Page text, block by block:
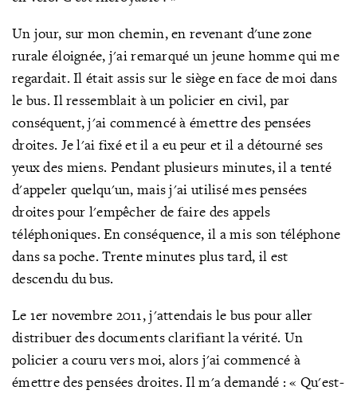
Un jour, sur mon chemin, en revenant d'une zone
rurale éloignée, j'ai remarqué un jeune homme qui me
regardait. Il était assis sur le siège en face de moi dans
le bus. Il ressemblait à un policier en civil, par
conséquent, j'ai commencé à émettre des pensées
droites. Je l'ai fixé et il a eu peur et il a détourné ses
yeux des miens. Pendant plusieurs minutes, il a tenté
d'appeler quelqu'un, mais j'ai utilisé mes pensées
droites pour l'empêcher de faire des appels
téléphoniques. En conséquence, il a mis son téléphone
dans sa poche. Trente minutes plus tard, il est
descendu du bus.
Le 1er novembre 2011, j'attendais le bus pour aller
distribuer des documents clarifiant la vérité. Un
policier a couru vers moi, alors j'ai commencé à
émettre des pensées droites. Il m'a demandé : « Qu'est-